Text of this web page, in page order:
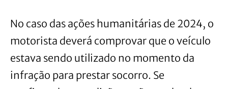
No caso das ações humanitárias de 2024, o
motorista deverá comprovar que o veículo
estava sendo utilizado no momento da
infração para prestar socorro. Se